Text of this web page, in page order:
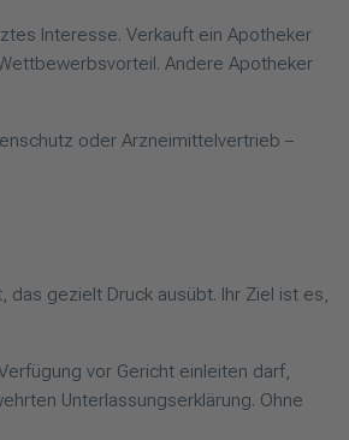
Interesse. Verkauft ein Apotheker
Andere Apotheker
oder Arzneimittelvertrieb –
gezielt Druck ausübt. Ihr Ziel ist es,
vor Gericht einleiten darf,
Unterlassungserklärung. Ohne